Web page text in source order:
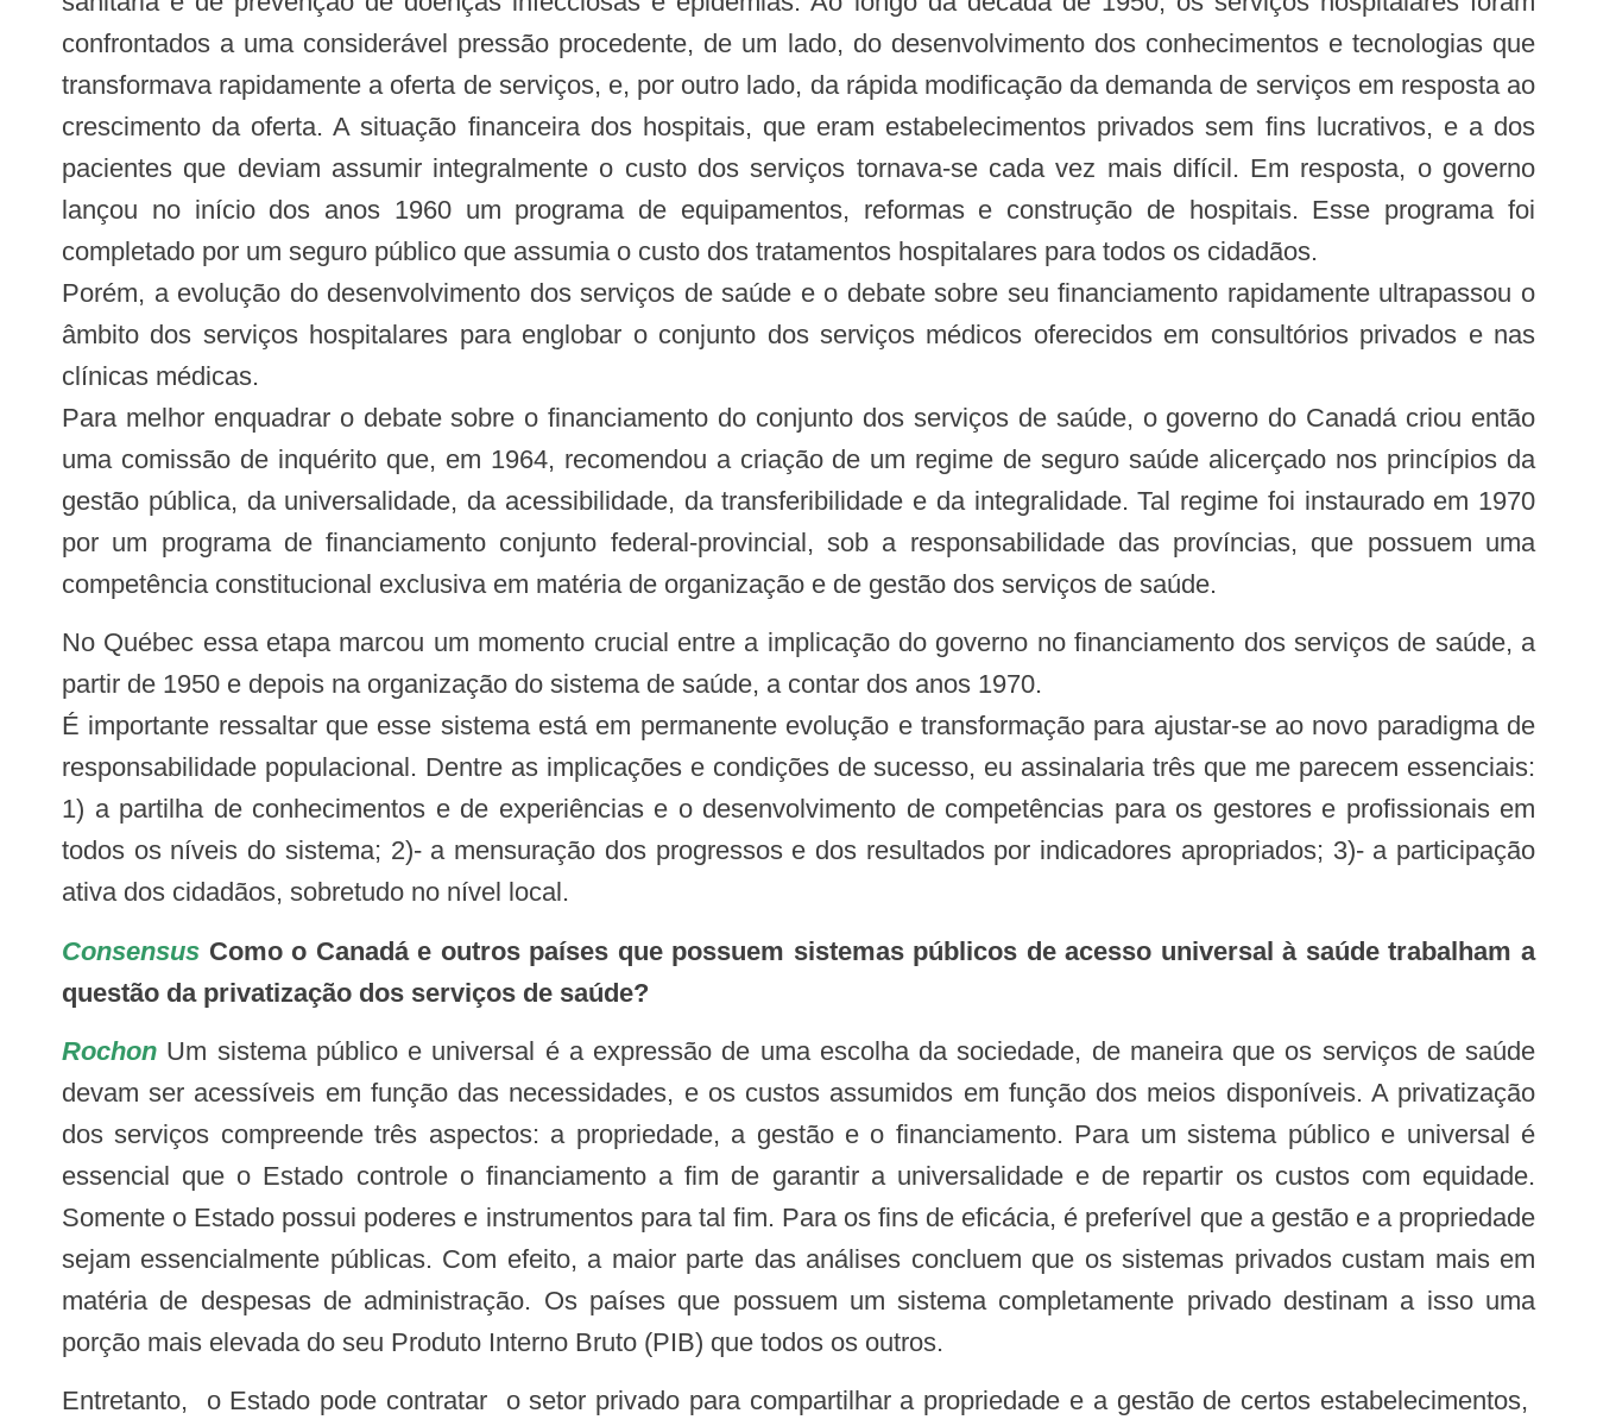
confrontados a uma considerável pressão procedente, de um lado, do desenvolvimento dos conhecimentos e tecnologias que
transformava rapidamente a oferta de serviços, e, por outro lado, da rápida modificação da demanda de serviços em resposta ao
crescimento da oferta. A situação financeira dos hospitais, que eram estabelecimentos privados sem fins lucrativos, e a dos
pacientes que deviam assumir integralmente o custo dos serviços tornava-se cada vez mais difícil. Em resposta, o governo
lançou no início dos anos 1960 um programa de equipamentos, reformas e construção de hospitais. Esse programa foi
completado por um seguro público que assumia o custo dos tratamentos hospitalares para todos os cidadãos.
Porém, a evolução do desenvolvimento dos serviços de saúde e o debate sobre seu financiamento rapidamente ultrapassou o
âmbito dos serviços hospitalares para englobar o conjunto dos serviços médicos oferecidos em consultórios privados e nas
clínicas médicas.
Para melhor enquadrar o debate sobre o financiamento do conjunto dos serviços de saúde, o governo do Canadá criou então
uma comissão de inquérito que, em 1964, recomendou a criação de um regime de seguro saúde alicerçado nos princípios da
gestão pública, da universalidade, da acessibilidade, da transferibilidade e da integralidade. Tal regime foi instaurado em 1970
por um programa de financiamento conjunto federal-provincial, sob a responsabilidade das províncias, que possuem uma
competência constitucional exclusiva em matéria de organização e de gestão dos serviços de saúde.
No Québec essa etapa marcou um momento crucial entre a implicação do governo no financiamento dos serviços de saúde, a
partir de 1950 e depois na organização do sistema de saúde, a contar dos anos 1970.
É importante ressaltar que esse sistema está em permanente evolução e transformação para ajustar-se ao novo paradigma de
responsabilidade populacional. Dentre as implicações e condições de sucesso, eu assinalaria três que me parecem essenciais:
1) a partilha de conhecimentos e de experiências e o desenvolvimento de competências para os gestores e profissionais em
todos os níveis do sistema; 2)- a mensuração dos progressos e dos resultados por indicadores apropriados; 3)- a participação
ativa dos cidadãos, sobretudo no nível local.
Consensus Como o Canadá e outros países que possuem sistemas públicos de acesso universal à saúde trabalham a
questão da privatização dos serviços de saúde?
Rochon Um sistema público e universal é a expressão de uma escolha da sociedade, de maneira que os serviços de saúde
devam ser acessíveis em função das necessidades, e os custos assumidos em função dos meios disponíveis. A privatização
dos serviços compreende três aspectos: a propriedade, a gestão e o financiamento. Para um sistema público e universal é
essencial que o Estado controle o financiamento a fim de garantir a universalidade e de repartir os custos com equidade.
Somente o Estado possui poderes e instrumentos para tal fim. Para os fins de eficácia, é preferível que a gestão e a propriedade
sejam essencialmente públicas. Com efeito, a maior parte das análises concluem que os sistemas privados custam mais em
matéria de despesas de administração. Os países que possuem um sistema completamente privado destinam a isso uma
porção mais elevada do seu Produto Interno Bruto (PIB) que todos os outros.
Entretanto, o Estado pode contratar o setor privado para compartilhar a propriedade e a gestão de certos estabelecimentos,